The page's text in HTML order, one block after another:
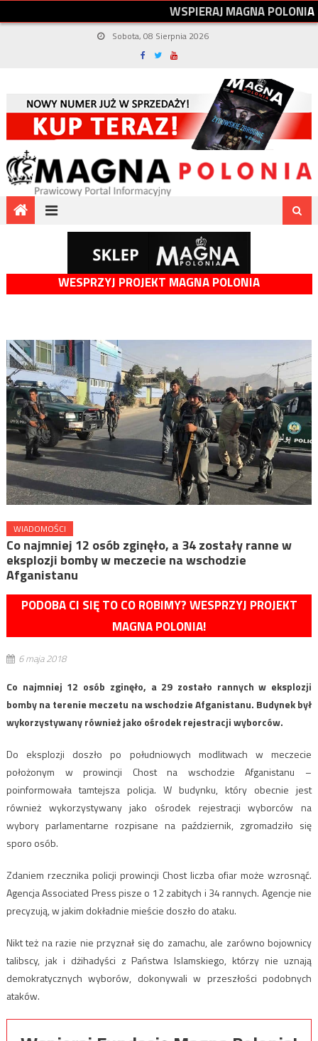
WSPIERAJMAGNAPOLONIA
Sobota, 08 Sierpnia 2026
WESPRZYJ PROJEKT MAGNA POLONIA
WIADOMOŚCI
Co najmniej 12 osób zginęło, a 34 zostały ranne w
eksplozji bomby w meczecie na wschodzie
Afganistanu
PODOBA CI SIĘ TO CO ROBIMY? WESPRZYJ PROJEKT
MAGNA POLONIA!
6 maja 2018
Co najmniej 12 osób zginęło, a 29 zostało rannych w eksplozji
bomby na terenie meczetu na wschodzie Afganistanu. Budynek był
wykorzystywany również jako ośrodek rejestracji wyborców.
Do eksplozji doszło po południowych modlitwach w meczecie
położonym w prowincji Chost na wschodzie Afganistanu –
poinformowała tamtejsza policja. W budynku, który obecnie jest
również wykorzystywany jako ośrodek rejestracji wyborców na
wybory parlamentarne rozpisane na październik, zgromadziło się
sporo osób.
Zdaniem rzecznika policji prowincji Chost liczba ofiar może wzrosnąć.
Agencja Associated Press pisze o 12 zabitych i 34 rannych. Agencje nie
precyzują, w jakim dokładnie mieście doszło do ataku.
Nikt też na razie nie przyznał się do zamachu, ale zarówno bojownicy
talibscy, jak i dżihadyści z Państwa Islamskiego, którzy nie uznają
demokratycznych wyborów, dokonywali w przeszłości podobnych
ataków.